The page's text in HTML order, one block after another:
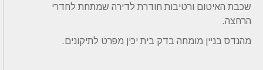
שכבת האיטום ורטיבות חודרת לדירה שמתחת לחדרי
הרחצה.
מהנדס בניין מומחה בדק בית יכין מפרט לתיקונים.